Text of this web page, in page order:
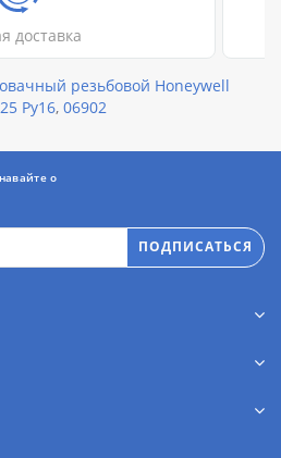
доставка
резьбовой Honeywell
Ру16, 06902
о
ПОДПИСАТЬСЯ